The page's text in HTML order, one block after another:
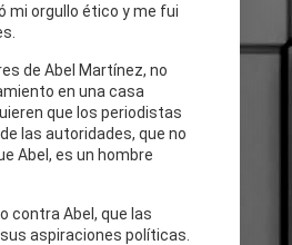
mi orgullo ético y me fui
de Abel Martínez, no
en una casa
que los periodistas
las autoridades, que no
Abel, es un hombre
contra Abel, que las
aspiraciones políticas.